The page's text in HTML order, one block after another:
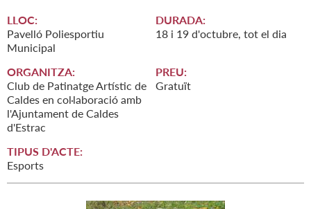
LLOC:
Pavelló Poliesportiu
Municipal
DURADA:
18 i 19 d'octubre, tot el dia
ORGANITZA:
Club de Patinatge Artístic de
Caldes en col·laboració amb
l'Ajuntament de Caldes
d'Estrac
PREU:
Gratuït
TIPUS D'ACTE:
Esports